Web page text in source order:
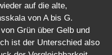
auf die alte,
von A bis G.
Grün über Gelb und
ist der Unterschied also